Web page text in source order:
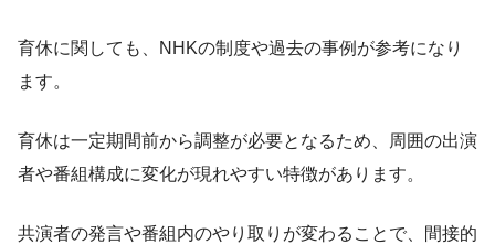
育休に関しても、NHKの制度や過去の事例が参考になり
ます。
育休は一定期間前から調整が必要となるため、周囲の出演
者や番組構成に変化が現れやすい特徴があります。
共演者の発言や番組内のやり取りが変わることで、間接的